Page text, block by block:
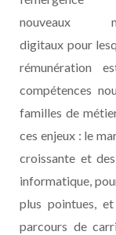
nouveaux
digitaux pour
rémunération
compétences
familles de
ces enjeux : le
croissante et
informatique,
plus pointues,
parcours de